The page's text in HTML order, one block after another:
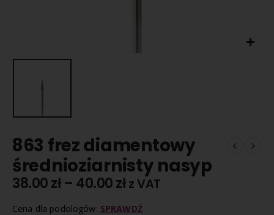
863 frez diamentowy
średnioziarnisty nasyp
38.00zł– 40.00zł z VAT
Cena dla podologów: SPRAWDŹ